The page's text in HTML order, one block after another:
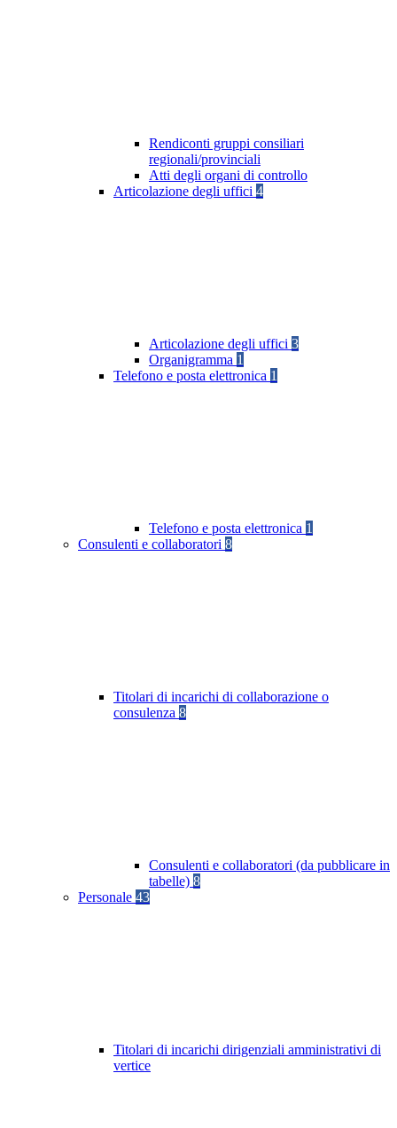
Rendiconti gruppi consiliari
regionali/provinciali
Atti degli organi di controllo
Articolazione degli uffici 4
Articolazione degli uffici 3
Organigramma 1
Telefono e posta elettronica 1
Telefono e posta elettronica 1
Consulenti e collaboratori 8
Titolari di incarichi di collaborazione o
consulenza 8
Consulenti e collaboratori (da pubblicare in
tabelle) 8
Personale 43
Titolari di incarichi dirigenziali amministrativi di
vertice